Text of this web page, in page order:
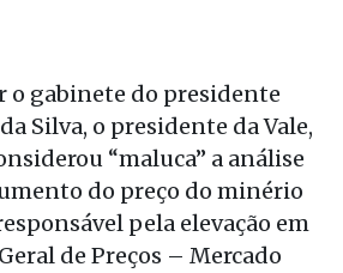
o gabinete do presidente
Silva, o presidente da Vale,
“maluca” a análise
do preço do minério
pela elevação em
de Preços – Mercado